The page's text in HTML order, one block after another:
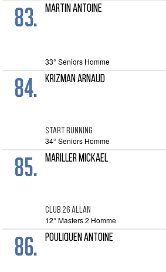
83. MARTIN Antoine
33° Seniors Homme
84. KRIZMAN ARNAUD
START RUNNING
34° Seniors Homme
85. MARILLER MICKAEL
CLUB 26 ALLAN
12° Masters 2 Homme
86. POULIQUEN ANTOINE